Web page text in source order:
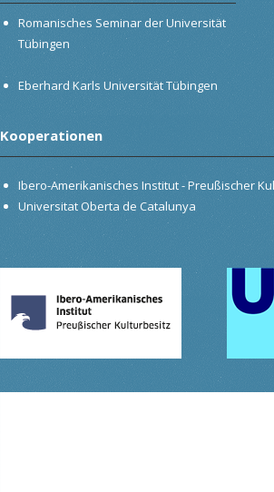
Romanisches Seminar der Universität
Tübingen
Eberhard Karls Universität Tübingen
Kooperationen
Ibero-Amerikanisches Institut - Preußischer
Universitat Oberta de Catalunya